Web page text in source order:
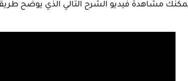
مشاهدة فيديو الشرح التالي الذي يوضح